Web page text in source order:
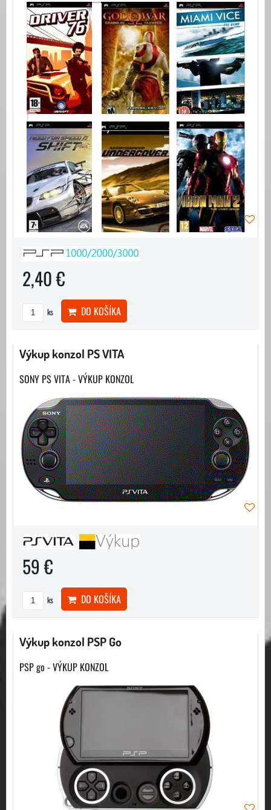
2,40 €
ks DO KOŠÍKA
Výkup konzol PS VITA
SONY PS VITA - VÝKUP KONZOL
59 €
ks DO KOŠÍKA
Výkup konzol PSP Go
PSP go - VÝKUP KONZOL